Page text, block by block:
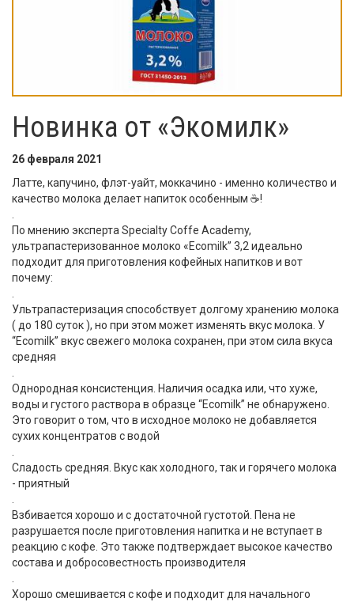
Новинка от «Экомилк»
26 февраля 2021
Латте, капучино, флэт-уайт, моккачино - именно количество и
качество молока делает напиток особенным ☕️!
.
По мнению эксперта Specialty Coffe Academy,
ультрапастеризованное молоко «Ecomilk” 3,2 идеально
подходит для приготовления кофейных напитков и вот
почему:
.
Ультрапастеризация способствует долгому хранению молока
( до 180 суток ), но при этом может изменять вкус молока. У
“Ecomilk” вкус свежего молока сохранен, при этом сила вкуса
средняя
.
Однородная консистенция. Наличия осадка или, что хуже,
воды и густого раствора в образце “Ecomilk” не обнаружено.
Это говорит о том, что в исходное молоко не добавляется
сухих концентратов с водой
.
Сладость средняя. Вкус как холодного, так и горячего молока
- приятный
.
Взбивается хорошо и с достаточной густотой. Пена не
разрушается после приготовления напитка и не вступает в
реакцию с кофе. Это также подтверждает высокое качество
состава и добросовестность производителя
.
Хорошо смешивается с кофе и подходит для начального